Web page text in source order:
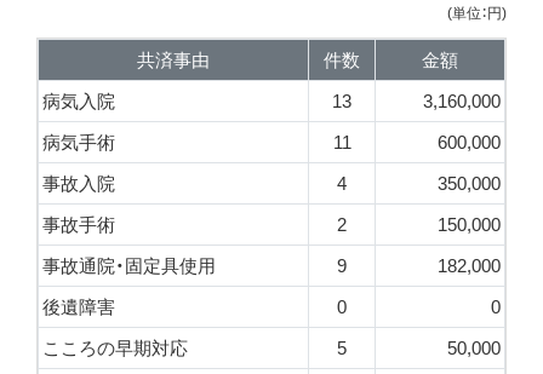
(単位：円)
共済事由 件数
金額
病気入院
13
3,160,000
病気手術
11
600,000
事故入院
4
350,000
事故手術
2
150,000
事故通院・固定具使用
9
182,000
後遺障害
0
0
こころの早期対応
5
50,000